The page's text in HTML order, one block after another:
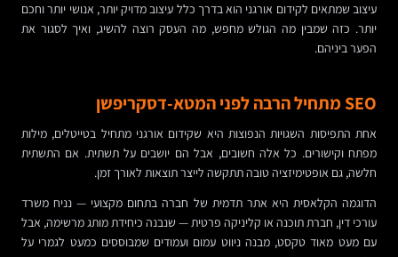
עיצוב שמתאים לקידום אורגני הוא בדרך כלל עיצוב מדויק יותר, אנושי יותר וחכם
יותר. כזה שמבין מה הגולש מחפש, מה העסק רוצה להשיג, ואיך לסגור את
הפער ביניהם.
SEO מתחיל הרבה לפני המטא-דסקריפשן
אחת התפיסות השגויות הנפוצות היא שקידום אורגני מתחיל בטייטלים, מילות
מפתח וקישורים. כל אלה חשובים, אבל הם יושבים על תשתית. אם התשתית
חלשה, גם אופטימיזציה טובה תתקשה לייצר תוצאות לאורך זמן.
הדוגמה הקלאסית היא אתר תדמית של חברה בתחום מקצועי — נניח משרד
עורכי דין, חברת תוכנה או קליניקה פרטית — שנבנה כיחידת מותג מרשימה, אבל
עם מעט מאוד טקסט, מבנה ניווט עמום ועמודים שמבוססים כמעט לגמרי על